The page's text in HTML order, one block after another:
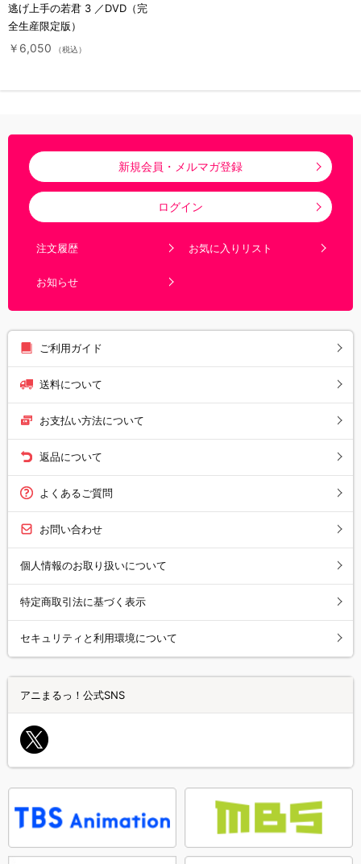
逃げ上手の若君 3 ／DVD（完
全生産限定版）
￥6,050 （税込）
新規会員・メルマガ登録
ログイン
注文履歴 お気に入りリスト
お知らせ
ご利用ガイド
送料について
お支払い方法について
返品について
よくあるご質問
お問い合わせ
個人情報のお取り扱いについて
特定商取引法に基づく表示
セキュリティと利用環境について
アニまるっ！公式SNS